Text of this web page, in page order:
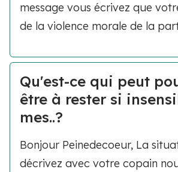
message vous écrivez que
de la violence morale de la
Qu'est-ce qui peut
être à rester si
mes..?
Bonjour Peinedecoeur, La
décrivez avec votre copain